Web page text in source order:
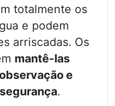
totalmente os
e podem
arriscadas. Os
mantê-las
e
.